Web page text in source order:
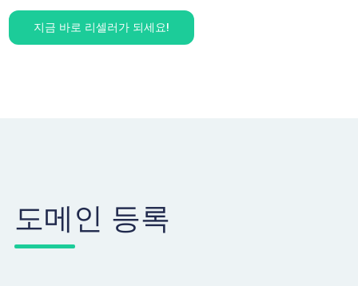
지금 바로 리셀러가 되세요!
도메인 등록